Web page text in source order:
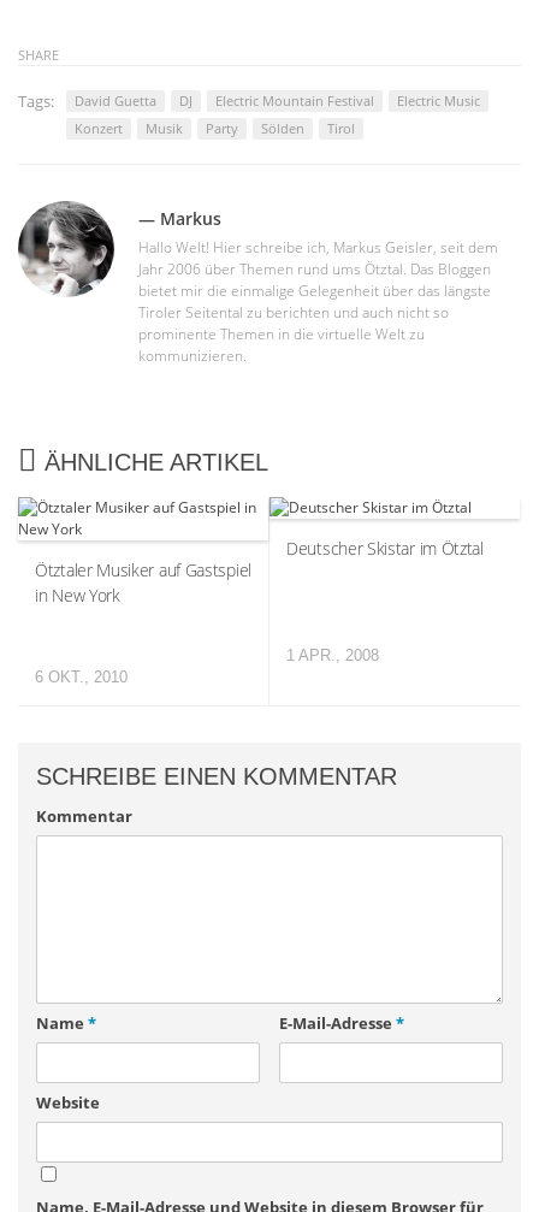
SHARE
Tags: David Guetta DJ Electric Mountain Festival
Electric Music
Konzert
Musik Party Sölden Tirol
— Markus
Hallo Welt! Hier schreibe ich, Markus Geisler, seit dem
Jahr 2006 über Themen rund ums Ötztal. Das Bloggen
bietet mir die einmalige Gelegenheit über das längste
Tiroler Seitental zu berichten und auch nicht so
prominente Themen in die virtuelle Welt zu
kommunizieren.
ÄHNLICHE ARTIKEL
Ötztaler Musiker auf Gastspiel
in New York
6 OKT., 2010
Deutscher Skistar im Ötztal
1 APR., 2008
SCHREIBE EINEN KOMMENTAR
Kommentar
Name * E-Mail-Adresse *
Website
Name, E-Mail-Adresse und Website in diesem Browser für